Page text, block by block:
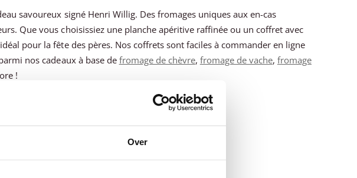
Over
savoureux signé Henri Willig. Des fromages uniques aux en-cas
Que vous choisissiez une planche apéritive raffinée ou un coffret avec
pour la fête des pères. Nos coffrets sont faciles à commander en ligne
nos cadeaux à base de fromage de chèvre, fromage de vache, fromage
!